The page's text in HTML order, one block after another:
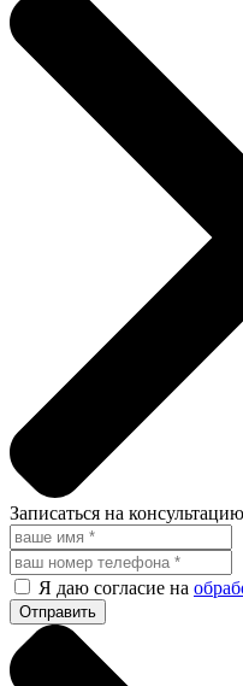
Записаться на консультацию
Я даю согласие на